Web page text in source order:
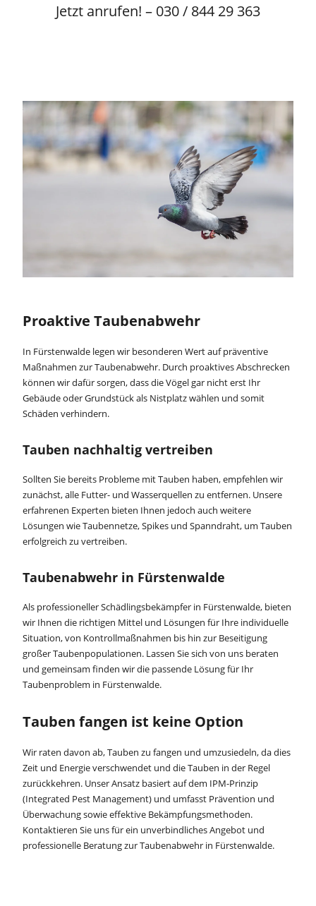
Jetzt anrufen! – 030 / 844 29 363
Proaktive Taubenabwehr
In Fürstenwalde legen wir besonderen Wert auf präventive
Maßnahmen zur Taubenabwehr. Durch proaktives Abschrecken
können wir dafür sorgen, dass die Vögel gar nicht erst Ihr
Gebäude oder Grundstück als Nistplatz wählen und somit
Schäden verhindern.
Tauben nachhaltig vertreiben
Sollten Sie bereits Probleme mit Tauben haben, empfehlen wir
zunächst, alle Futter- und Wasserquellen zu entfernen. Unsere
erfahrenen Experten bieten Ihnen jedoch auch weitere
Lösungen wie Taubennetze, Spikes und Spanndraht, um Tauben
erfolgreich zu vertreiben.
Taubenabwehr in Fürstenwalde
Als professioneller Schädlingsbekämpfer in Fürstenwalde, bieten
wir Ihnen die richtigen Mittel und Lösungen für Ihre individuelle
Situation, von Kontrollmaßnahmen bis hin zur Beseitigung
großer Taubenpopulationen. Lassen Sie sich von uns beraten
und gemeinsam finden wir die passende Lösung für Ihr
Taubenproblem in Fürstenwalde.
Tauben fangen ist keine Option
Wir raten davon ab, Tauben zu fangen und umzusiedeln, da dies
Zeit und Energie verschwendet und die Tauben in der Regel
zurückkehren. Unser Ansatz basiert auf dem IPM-Prinzip
(Integrated Pest Management) und umfasst Prävention und
Überwachung sowie effektive Bekämpfungsmethoden.
Kontaktieren Sie uns für ein unverbindliches Angebot und
professionelle Beratung zur Taubenabwehr in Fürstenwalde.